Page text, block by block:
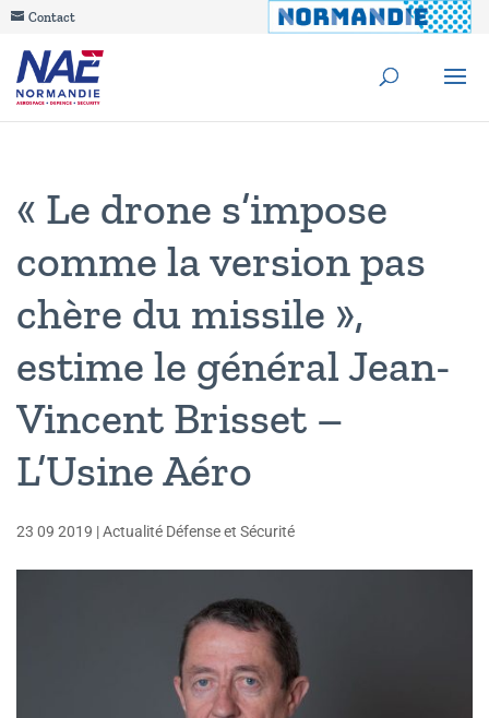
Contact
« Le drone s’impose
comme la version pas
chère du missile »,
estime le général Jean-
Vincent Brisset –
L’Usine Aéro
23 09 2019 |Actualité Défense et Sécurité